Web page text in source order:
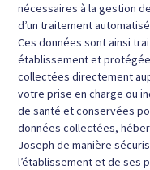
nécessaires à la gestion
d’un traitement
Ces données sont ainsi
établissement et
collectées directement
votre prise en charge ou
de santé et conservées
données collectées,
Joseph de manière
l’établissement et de ses